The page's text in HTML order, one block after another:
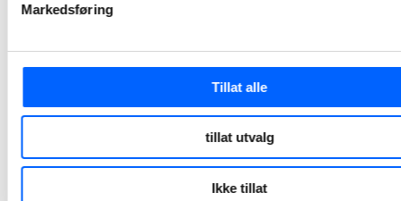
Markedsføring
Tillat alle
tillat utvalg
Ikke tillat
Alle